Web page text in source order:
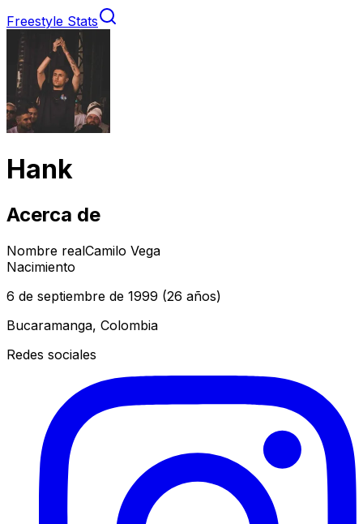
Freestyle Stats
Hank
Acerca de
Nombre realCamilo Vega
Nacimiento
6 de septiembre de 1999 (26 años)
Bucaramanga, Colombia
Redes sociales